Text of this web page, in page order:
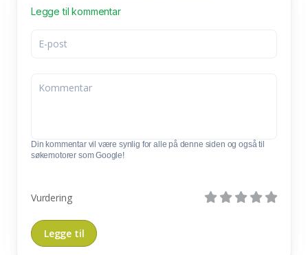
Legge til kommentar
Din kommentar vil være synlig for alle på denne siden og også til
søkemotorer som Google!
Vurdering